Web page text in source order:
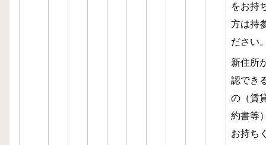
をお持
方は持
ださい
新住所
認でき
の（賃
約書等
お持ち